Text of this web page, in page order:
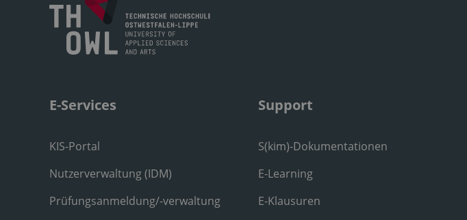
E-Services
KIS-Portal
Nutzerverwaltung (IDM)
Prüfungsanmeldung/-verwaltung
Support
S(kim)-Dokumentationen
E-Learning
E-Klausuren